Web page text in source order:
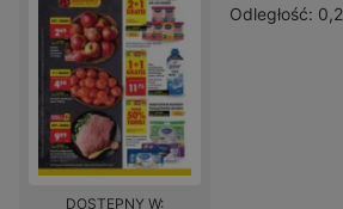
Odległość:
DOSTĘPNY W: